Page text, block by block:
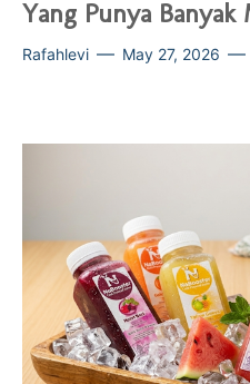
SUSTAINABLE
BEAUTY
Yang Punya Banyak
Rafahlevi May 27, 2026